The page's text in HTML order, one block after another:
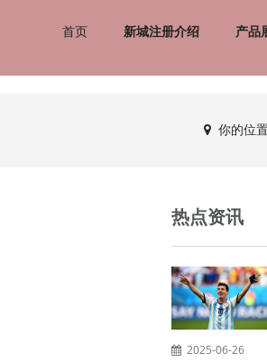
首页 新城注册介绍 产品
你的位
热点资讯
2025-06-26